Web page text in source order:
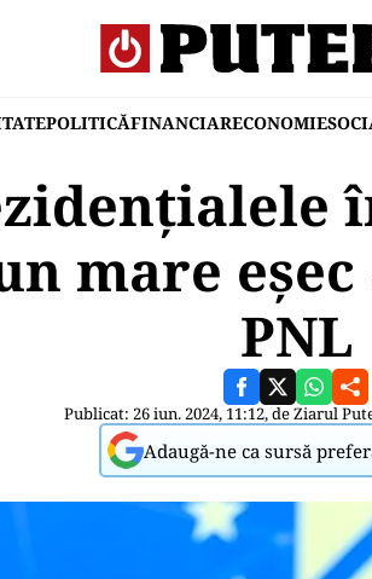
POLITICĂFINANCIARECONOMIE
mare
PNL
Publicat: 26 iun. 2024, 11:12, deZiarul
Adaugă-ne ca sursă